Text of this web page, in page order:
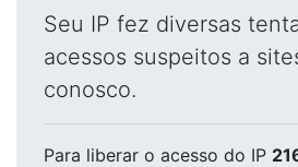
Seu IP fez diversas
acessos suspeitos a
conosco.
Para liberar o acesso do IP